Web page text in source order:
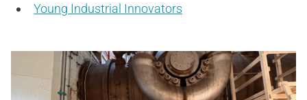
Young Industrial Innovators